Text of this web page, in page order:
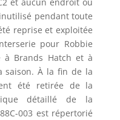
pendant toute
reprise et exploitée
pour Robbie
à Brands Hatch et à
saison. À la fin de la
été retirée de la
détaillé de la
003 est répertorié